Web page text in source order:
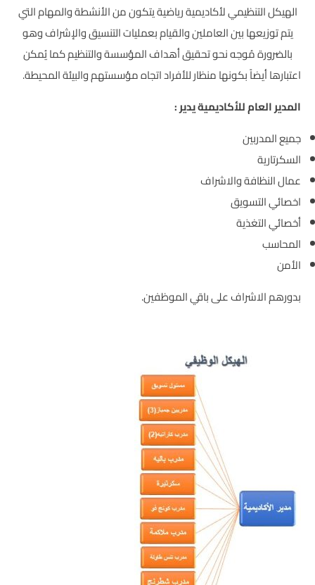
الهيكل التنظيمي لأكاديمية رياضية يتكون من الأنشطة والمهام التي
يتم توزيعها بين العاملين والقيام بعمليات التنسيق والإشراف وهو
بالضرورة مُوجه نحو تحقيق أهداف المؤسسة والتنظيم كما يُمكن
اعتبارها أيضاً بكونها منظار للأفراد اتجاه مؤسستهم والبيئة المحيطة.
المدير العام للأكاديمية يدير :
جميع المدربين
السكرتارية
عمال النظافة والاشراف
اخصائي التسويق
أخصائي التغذية
المحاسب
الأمن
بدورهم الاشراف على باقي الموظفين.